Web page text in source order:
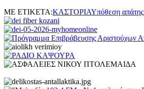
ΜΕ ΕΤΙΚΕΤΑ:ΚΑΣΤΟΡΙΑΥπόθεση απάτης